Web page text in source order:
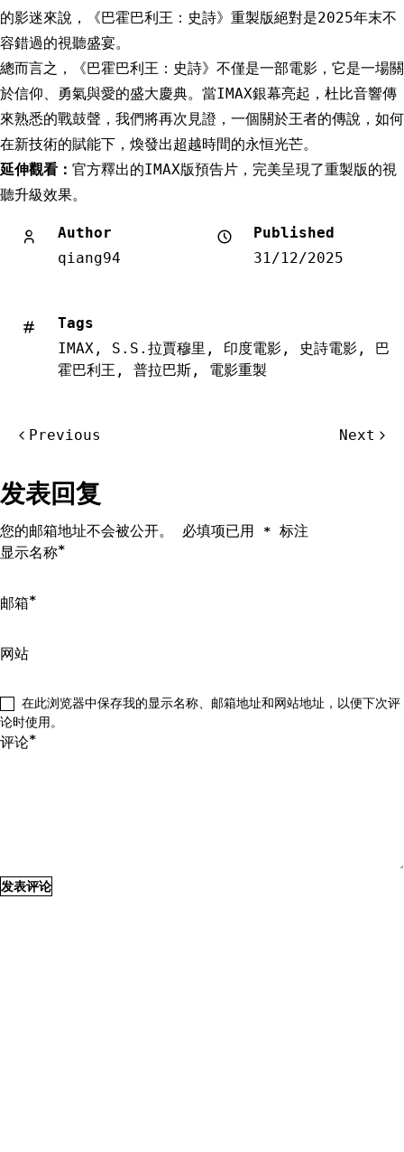
的影迷來說，《巴霍巴利王：史詩》重製版絕對是2025年末不
容錯過的視聽盛宴。
總而言之，《巴霍巴利王：史詩》不僅是一部電影，它是一場關
於信仰、勇氣與愛的盛大慶典。當IMAX銀幕亮起，杜比音響傳
來熟悉的戰鼓聲，我們將再次見證，一個關於王者的傳說，如何
在新技術的賦能下，煥發出超越時間的永恒光芒。
延伸觀看： 官方釋出的IMAX版預告片，完美呈現了重製版的視
聽升級效果。
Author
qiang94
Published
31/12/2025
Tags
IMAX , S.S.拉賈穆里 , 印度電影 , 史詩電影 , 巴
霍巴利王 , 普拉巴斯 , 電影重製
航
Previous Next
发表回复
您的邮箱地址不会被公开。 必填项已用 * 标注
评论*
显示名称*
邮箱*
网站
在此浏览器中保存我的显示名称、邮箱地址和网站地址，以便下次评
论时使用。